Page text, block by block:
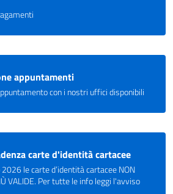
appuntamenti
con i nostri uffici disponibili
carte d'identità cartacee
le carte d’identità cartacee NON
VALIDE. Per tutte le info leggi l'avviso